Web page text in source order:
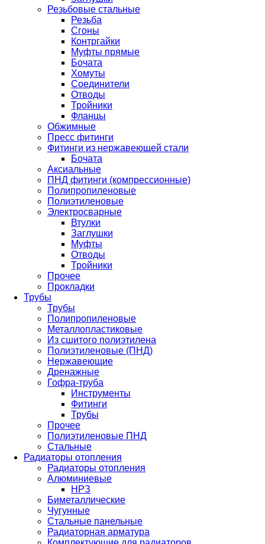
Резьбовые стальные
Резьба
Сгоны
Контргайки
Муфты прямые
Бочата
Хомуты
Соединители
Отводы
Тройники
Фланцы
Обжимные
Пресс фитинги
Фитинги из нержавеющей стали
Бочата
Аксиальные
ПНД фитинги (компрессионные)
Полипропиленовые
Полиэтиленовые
Электросварные
Втулки
Заглушки
Муфты
Отводы
Тройники
Прочее
Прокладки
Трубы
Трубы
Полипропиленовые
Металлопластиковые
Из сшитого полиэтилена
Полиэтиленовые (ПНД)
Нержавеющие
Дренажные
Гофра-труба
Инструменты
Фитинги
Трубы
Прочее
Полиэтиленовые ПНД
Стальные
Радиаторы отопления
Радиаторы отопления
Алюминиевые
НРЗ
Биметаллические
Чугунные
Стальные панельные
Радиаторная арматура